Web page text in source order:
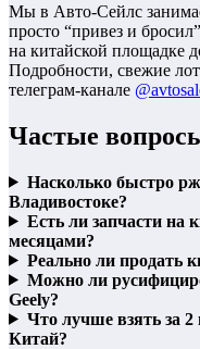
Мы в Авто-Сейлс
просто “привез и
на китайской площадке
Подробности, свежие
телеграм-канале
Частые
Насколько быстро
Владивостоке?
Есть ли запчасти на
месяцами?
Реально ли продать
Можно ли
Geely?
Что лучше взять за
Китай?